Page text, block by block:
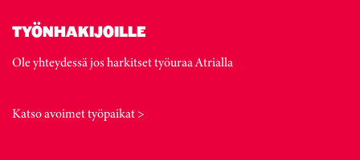
TYÖNHAKIJOILLE
Ole yhteydessä jos harkitset työuraa Atrialla
Katso avoimet työpaikat >